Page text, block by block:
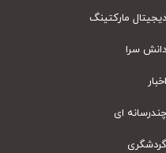
مارکتینگ
سرا
ای